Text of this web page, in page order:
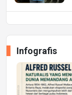
Infografis